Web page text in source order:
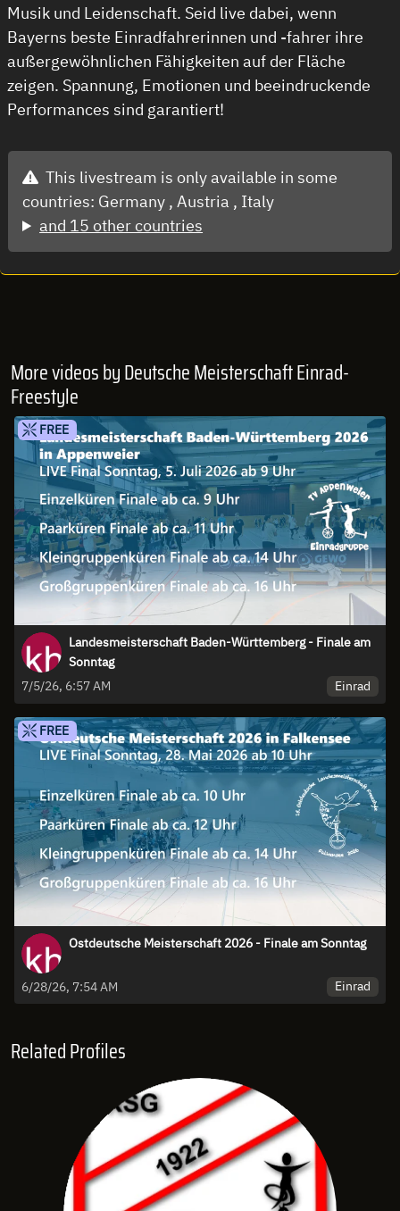
Musik und Leidenschaft. Seid live dabei, wenn
Bayerns beste Einradfahrerinnen und -fahrer ihre
außergewöhnlichen Fähigkeiten auf der Fläche
zeigen. Spannung, Emotionen und beeindruckende
Performances sind garantiert!
This livestream is only available in some
countries: Germany , Austria , Italy
and 15 other countries
More videos by Deutsche Meisterschaft Einrad-
Freestyle
FREE
Landesmeisterschaft Baden-Württemberg - Finale am
Sonntag
7/5/26, 6:57 AM
Einrad
FREE
Ostdeutsche Meisterschaft 2026 - Finale am Sonntag
6/28/26, 7:54 AM Einrad
Related Profiles